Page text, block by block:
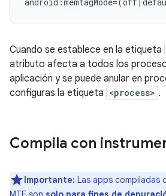
Cuando se establece en la etiqueta
atributo afecta a todos los
aplicación y se puede anular en
configuras la etiqueta <process> .
Compila con
Importante: Las apps compiladas